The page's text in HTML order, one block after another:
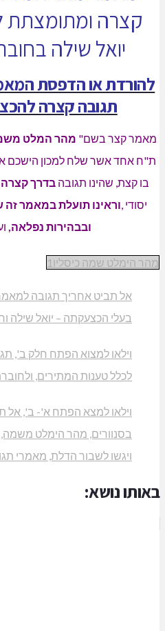
ומתומצתת לכל
שילה בחוברת
או הדפסת המאמר
תגובה קצרה
בשם"מהר המלט משמה"
אשר שלח למכון הישכם אוהבים
שהינו תגובהבדרך קצרה
וראינו תועלת במאמר זה
ובבהירות נפלאה,ועומד
שמה כיסליו1
תביט אחריך תגובה למאמר
הכצעקתה – יואל שילה וחבריו
למצוא הפתח חלק ב', תגובה
טענות המתירים, ולחוברת
למצא הפתח א'- ב', אל תביט
מהר הימלט משמה,
לשבור הדלת, מאמרי תגובה
נושא: